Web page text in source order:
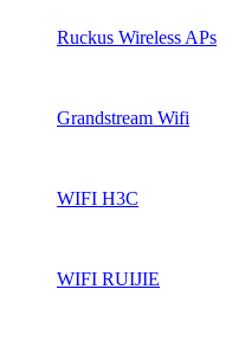
Ruckus Wireless APs
Grandstream Wifi
WIFI H3C
WIFI RUIJIE